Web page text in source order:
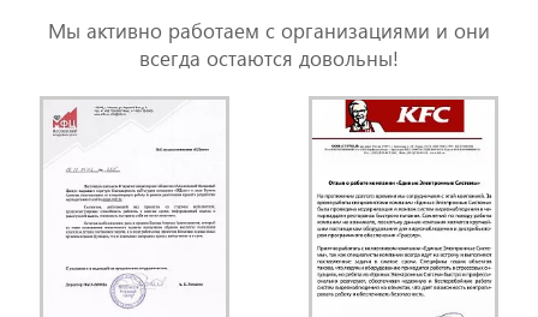
всегда остаются довольны!